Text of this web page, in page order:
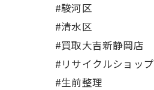
#駿河区
#清水区
#買取大吉新静岡店
#リサイクルショップ
#生前整理